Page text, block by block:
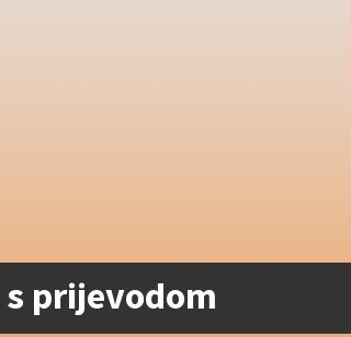
prijevodom